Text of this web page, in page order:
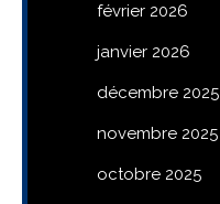
février 2026
janvier 2026
décembre 2025
novembre 2025
octobre 2025